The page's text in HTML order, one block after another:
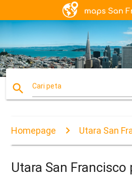
search Cari peta
Homepage Utara San
Utara San Francisco